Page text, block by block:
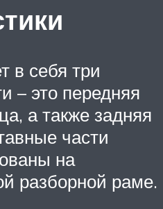
в себя три
– это передняя
а также задняя
части
на
разборной раме.